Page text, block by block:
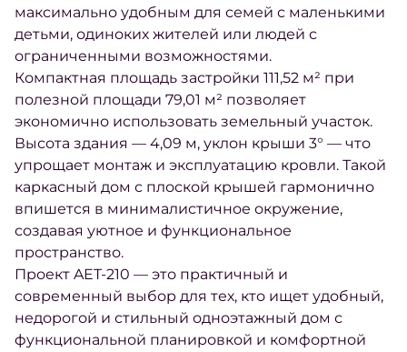
максимально удобным для семей с маленькими
детьми, одиноких жителей или людей с
ограниченными возможностями.
Компактная площадь застройки 111,52 м² при
полезной площади 79,01 м² позволяет
экономично использовать земельный участок.
Высота здания — 4,09 м, уклон крыши 3° — что
упрощает монтаж и эксплуатацию кровли. Такой
каркасный дом с плоской крышей гармонично
впишется в минималистичное окружение,
создавая уютное и функциональное
пространство.
Проект AET-210 — это практичный и
современный выбор для тех, кто ищет удобный,
недорогой и стильный одноэтажный дом с
функциональной планировкой и комфортной